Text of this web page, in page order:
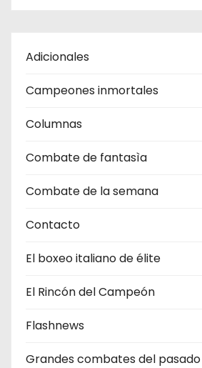
Adicionales
Campeones inmortales
Columnas
Combate de fantasìa
Combate de la semana
Contacto
El boxeo italiano de élite
El Rincón del Campeón
Flashnews
Grandes combates del pasado